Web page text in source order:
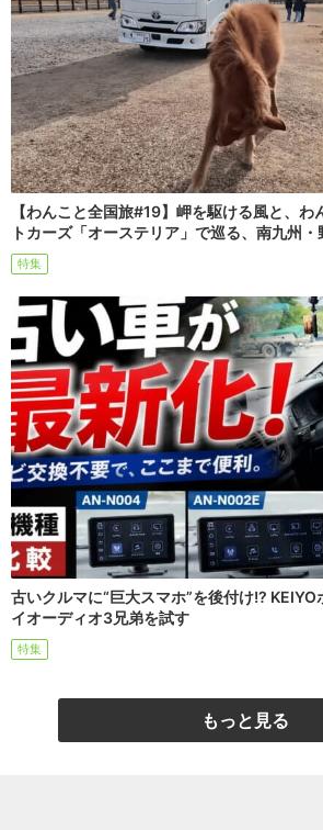
【わんこと全国旅#19】岬を駆ける風と、わ
トカーズ「オーステリア」で巡る、南九州
特集
古いクルマに“巨大スマホ”を後付け!?
イオーディオ3兄弟を試す
特集
もっと見る